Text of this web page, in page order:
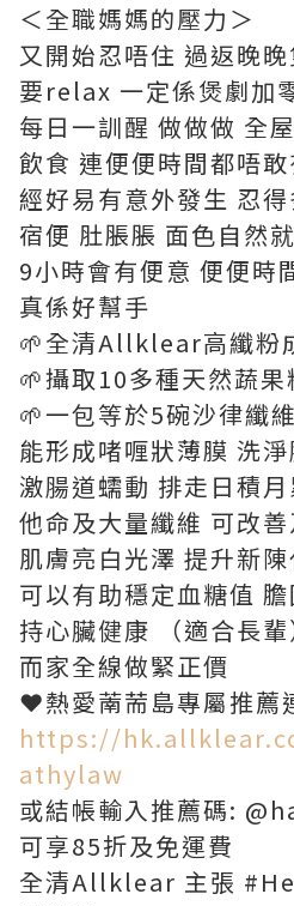
＜全職媽媽的壓力＞
又開始忍唔住 過返晚
要relax 一定係煲劇加
每日一訓醒 做做做 全
飲食 連便便時間都唔
經好易有意外發生 忍
宿便 肚脹脹 面色自然
9小時會有便意 便便時
真係好幫手
🌱全清Allklear高纖粉
🌱攝取10多種天然蔬果
🌱一包等於5碗沙律纖
能形成啫喱狀薄膜 洗
激腸道蠕動 排走日積
他命及大量纖維 可改
肌膚亮白光澤 提升新
可以有助穩定血糖值
持心臟健康 （適合長輩
而家全線做緊正價
❤️熱愛萳荋島專屬推
https://
athylaw
或結帳輸入推薦碼:
可享85折及免運費
全清Allklear 主張